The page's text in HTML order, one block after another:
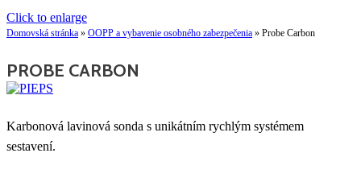
Click to enlarge
Domovská stránka » OOPP a vybavenie osobného zabezpečenia » Probe Carbon
PROBE CARBON
Karbonová lavinová sonda s unikátním rychlým systémem
sestavení.